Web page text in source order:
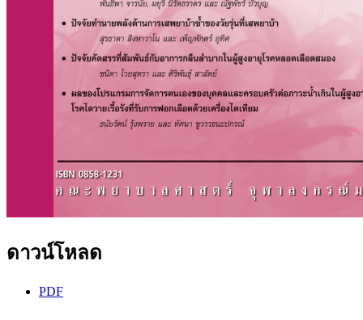
ดาวน์โหลด
PDF